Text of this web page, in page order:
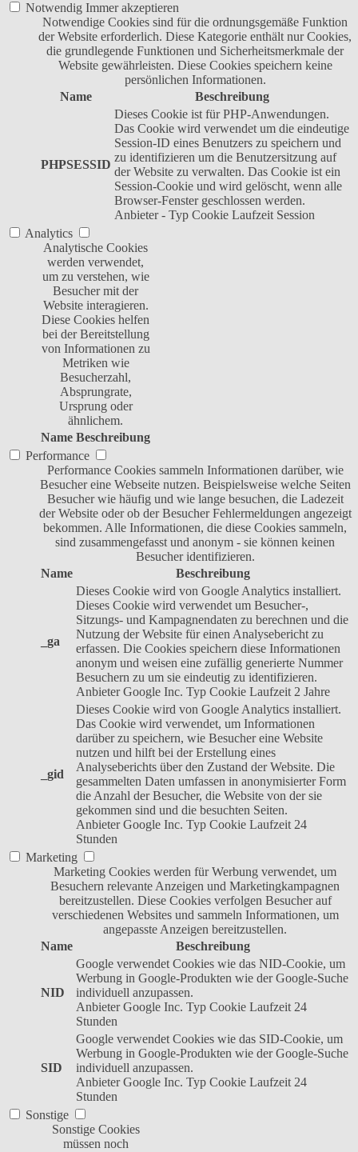
Notwendig Immer akzeptieren
Notwendige Cookies sind für die ordnungsgemäße Funktion
der Website erforderlich. Diese Kategorie enthält nur Cookies,
die grundlegende Funktionen und Sicherheitsmerkmale der
Website gewährleisten. Diese Cookies speichern keine
persönlichen Informationen.
Name
Beschreibung
PHPSESSID
Dieses Cookie ist für PHP-Anwendungen.
Das Cookie wird verwendet um die eindeutige
Session-ID eines Benutzers zu speichern und
zu identifizieren um die Benutzersitzung auf
der Website zu verwalten. Das Cookie ist ein
Session-Cookie und wird gelöscht, wenn alle
Browser-Fenster geschlossen werden.
Anbieter - Typ Cookie Laufzeit Session
Analytics
Analytische Cookies
werden verwendet,
um zu verstehen, wie
Besucher mit der
Website interagieren.
Diese Cookies helfen
bei der Bereitstellung
von Informationen zu
Metriken wie
Besucherzahl,
Absprungrate,
Ursprung oder
ähnlichem.
Name Beschreibung
Performance
Performance Cookies sammeln Informationen darüber, wie
Besucher eine Webseite nutzen. Beispielsweise welche Seiten
Besucher wie häufig und wie lange besuchen, die Ladezeit
der Website oder ob der Besucher Fehlermeldungen angezeigt
bekommen. Alle Informationen, die diese Cookies sammeln,
sind zusammengefasst und anonym - sie können keinen
Besucher identifizieren.
Name
Beschreibung
_ga
Dieses Cookie wird von Google Analytics installiert.
Dieses Cookie wird verwendet um Besucher-,
Sitzungs- und Kampagnendaten zu berechnen und die
Nutzung der Website für einen Analysebericht zu
erfassen. Die Cookies speichern diese Informationen
anonym und weisen eine zufällig generierte Nummer
Besuchern zu um sie eindeutig zu identifizieren.
Anbieter Google Inc. Typ Cookie Laufzeit 2 Jahre
_gid
Dieses Cookie wird von Google Analytics installiert.
Das Cookie wird verwendet, um Informationen
darüber zu speichern, wie Besucher eine Website
nutzen und hilft bei der Erstellung eines
Analyseberichts über den Zustand der Website. Die
gesammelten Daten umfassen in anonymisierter Form
die Anzahl der Besucher, die Website von der sie
gekommen sind und die besuchten Seiten.
Anbieter Google Inc. Typ Cookie Laufzeit 24
Stunden
Marketing
Marketing Cookies werden für Werbung verwendet, um
Besuchern relevante Anzeigen und Marketingkampagnen
bereitzustellen. Diese Cookies verfolgen Besucher auf
verschiedenen Websites und sammeln Informationen, um
angepasste Anzeigen bereitzustellen.
Name
Beschreibung
NID
Google verwendet Cookies wie das NID-Cookie, um
Werbung in Google-Produkten wie der Google-Suche
individuell anzupassen.
Anbieter Google Inc. Typ Cookie Laufzeit 24
Stunden
SID
Google verwendet Cookies wie das SID-Cookie, um
Werbung in Google-Produkten wie der Google-Suche
individuell anzupassen.
Anbieter Google Inc. Typ Cookie Laufzeit 24
Stunden
Sonstige
Sonstige Cookies
müssen noch